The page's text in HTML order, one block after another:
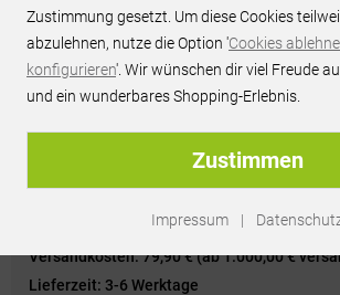
PARADOR Trendtime 5 - Beton
Steinstruktur - 1743596
Versandkosten:79,90 € (ab 1.000,00 €
Lieferzeit: 3-6 Werktage
Zustimmung gesetzt. Um diese Cookies
abzulehnen, nutze die Option 'Cookies
konfigurieren'. Wir wünschen dir viel Freude
und ein wunderbares Shopping-Erlebnis.
Zustimmen
Impressum |